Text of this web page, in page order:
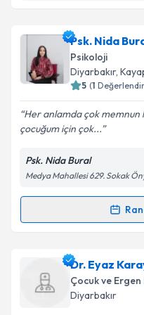
Klinik Psikolog
takvimi talebi
almanız için bir
bilgilendireceğiz.
E-posta Adresiniz
Kişisel
Metni'ni okudum
kapsamda
Psk. Nida
Psikoloji
Diyarbakır,
5 (1
Her anlamda çok memnun
çocuğum için çok...
Psk. Nida Bural
Medya Mahallesi 629. Sokak
Randevu
Psk. Nida Buraliçin
Size bu uzmandan
hazırlandığında e-
Dr. Eyaz
Çocuk ve
Diyarbakır